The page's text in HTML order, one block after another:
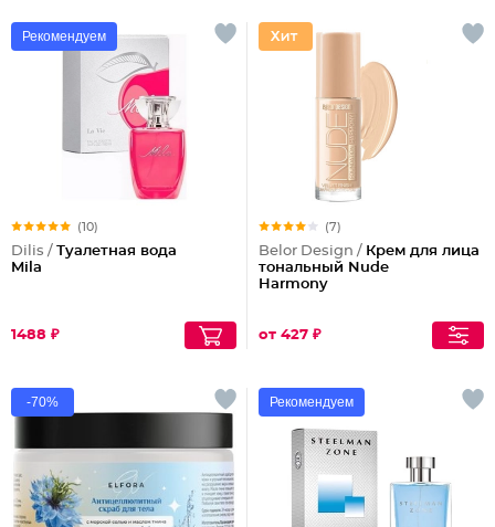
Рекомендуем
(10)
Dilis / Туалетная вода
Mila
1488 ₽
(7)
Belor Design / Крем для лица
тональный Nude
Harmony
от 427 ₽
-70% Рекомендуем